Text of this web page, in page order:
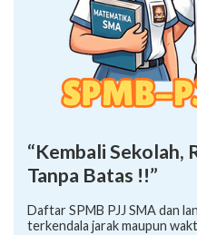
“Kembali Sekolah,
Tanpa Batas !!”
Daftar SPMB PJJ SMA dan
terkendala jarak maupun